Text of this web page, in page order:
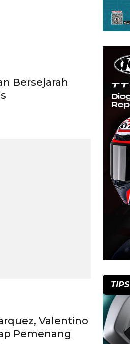
Bersejarah
Valentino
Pemenang
TIPS